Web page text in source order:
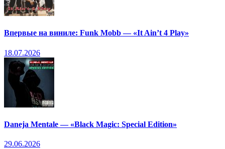
Впервые на виниле: Funk Mobb — «It Ain’t 4 Play»
18.07.2026
Daneja Mentale — «Black Magic: Special Edition»
29.06.2026